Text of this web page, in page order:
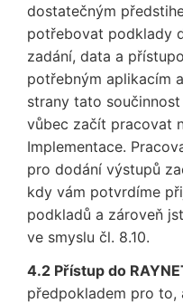
dostatečným
potřebovat podklady
zadání, data a
potřebným aplikacím
strany tato
vůbec začít pracovat
Implementace.
pro dodání výstupů
kdy vám potvrdíme
podkladů a zároveň
ve smyslu čl. 8.10.
4.2 Přístup do
předpokladem pro to,